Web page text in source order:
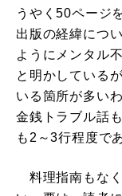
うやく50ページ
出版の経緯につ
ようにメンタル
と明かしている
いる箇所が多い
金銭トラブル話
も2～3行程度で
料理指南もな